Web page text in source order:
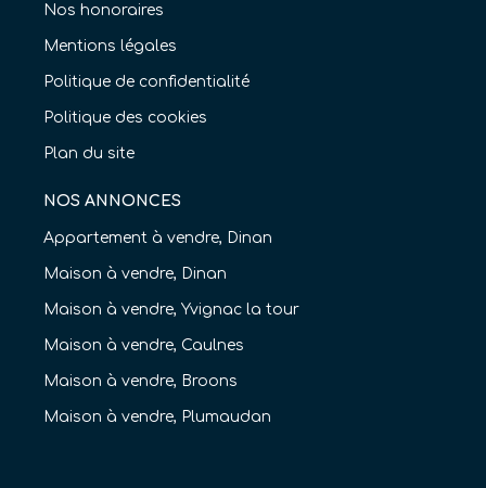
Nos honoraires
Mentions légales
Politique de confidentialité
Politique des cookies
Plan du site
NOS ANNONCES
Appartement à vendre, Dinan
Maison à vendre, Dinan
Maison à vendre, Yvignac la tour
Maison à vendre, Caulnes
Maison à vendre, Broons
Maison à vendre, Plumaudan